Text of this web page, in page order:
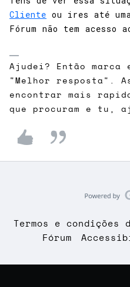
Cliente ou ires até
Fórum não tem acesso
Ajudei? Então marca
"Melhor resposta".
encontrar mais
que procuram e tu,
Termos e condições
Fórum